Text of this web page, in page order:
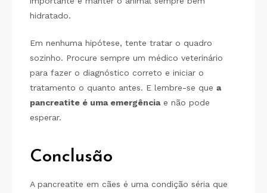
hidratado.
Em nenhuma hipótese, tente tratar o quadro
sozinho. Procure sempre um médico veterinário
para fazer o diagnóstico correto e iniciar o
tratamento o quanto antes. E lembre-se que a
pancreatite é uma emergênciae não pode
esperar.
Conclusão
A pancreatite em cães é uma condição séria que